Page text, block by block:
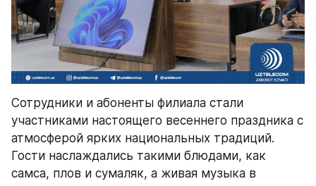
Сотрудники и абоненты филиала стали
участниками настоящего весеннего праздника с
атмосферой ярких национальных традиций.
Гости наслаждались такими блюдами, как
самса, плов и сумаляк, а живая музыка в